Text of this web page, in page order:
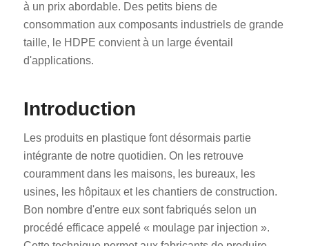
à un prix abordable. Des petits biens de
consommation aux composants industriels de grande
taille, le HDPE convient à un large éventail
d'applications.
Introduction
Les produits en plastique font désormais partie
intégrante de notre quotidien. On les retrouve
couramment dans les maisons, les bureaux, les
usines, les hôpitaux et les chantiers de construction.
Bon nombre d'entre eux sont fabriqués selon un
procédé efficace appelé « moulage par injection ».